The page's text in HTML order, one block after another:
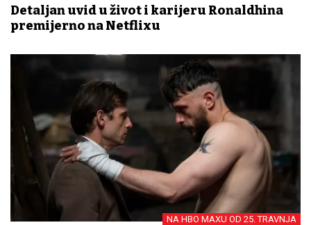
Detaljan uvid u život i karijeru Ronaldhina
premijerno na Netflixu
NA HBO MAXU OD 25. TRAVNJA